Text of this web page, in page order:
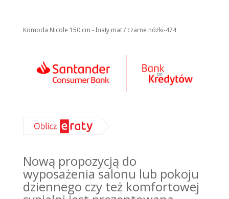
Komoda Nicole 150 cm - biały mat / czarne nóżki-474
Nową propozycją do
wyposażenia salonu lub pokoju
dziennego czy też komfortowej